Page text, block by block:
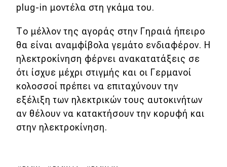
Οδηγός αγοράς
Συμβουλές
Χρηστικά
Συμβουλές
ΚΤΕΟ
Οδική βοήθεια
plug-in μοντέλα στη γκάμα του.
Το μέλλον της αγοράς στην Γηραιά ήπειρο
θα είναι αναμφίβολα γεμάτο ενδιαφέρον. Η
ηλεκτροκίνηση φέρνει ανακατατάξεις σε
ότι ίσχυε μέχρι στιγμής και οι Γερμανοί
κολοσσοί πρέπει να επιταχύνουν την
εξέλιξη των ηλεκτρικών τους αυτοκινήτων
αν θέλουν να κατακτήσουν την κορυφή και
στην ηλεκτροκίνηση.